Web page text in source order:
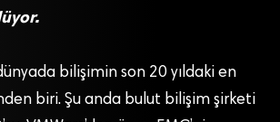
bilişimin son 20 yıldaki en
biri. Şu anda bulut bilişim şirketi